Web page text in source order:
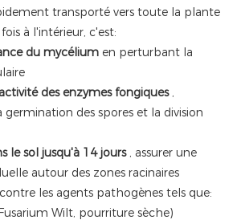
transporté vers toute la plante
à l'intérieur, c'est:
du mycélium en perturbant la
des enzymes fongiques ,
des spores et la division
le sol jusqu'à 14 jours , assurer une
autour des zones racinaires
les agents pathogènes tels que:
Wilt, pourriture sèche)